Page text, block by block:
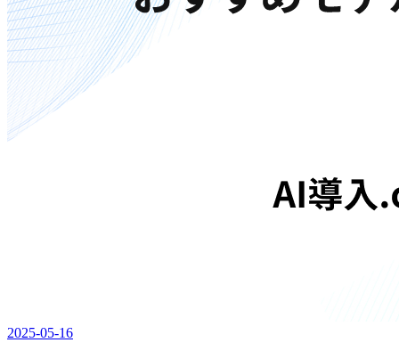
2025-05-16